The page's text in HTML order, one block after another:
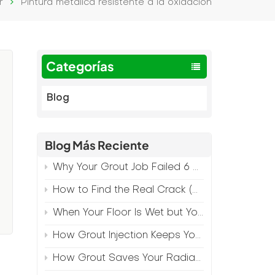
Pintura metálica resistente a la oxidación
Categorías
Blog
Blog Más Reciente
Why Your Grout Job Failed 6 Months Later (And How to Prevent It)
How to Find the Real Crack (Because What You See Isn't Always the Source)
When Your Floor Is Wet but Your Crack Is Dry
How Grout Injection Keeps Your Retail Floors Looking Fresh
How Grout Saves Your Radiant Floor from Moisture Damage